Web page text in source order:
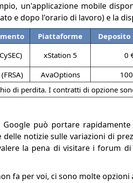
un'applicazione mobile
e dopo l'orario di lavoro) e la
Piattaforme
xStation 5 0
AvaOptions
di perdita. I contratti di opzione
Google può portare
notizie sulle variazioni di
la pena di visitare i forum
fa per voi, ci sono molte